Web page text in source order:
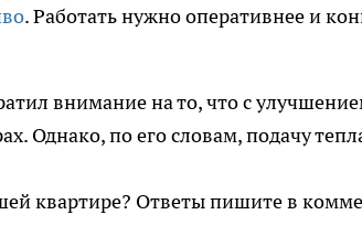
. Работать нужно оперативнее и
внимание на то, что с
Однако, по его словам, подачу
квартире? Ответы пишите в